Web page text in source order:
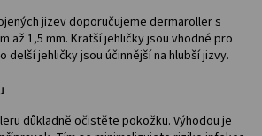
jizev doporučujeme dermaroller s
až 1,5 mm. Kratší jehličky jsou vhodné pro
delší jehličky jsou účinnější na hlubší jizvy.
důkladně očistěte pokožku. Výhodou je